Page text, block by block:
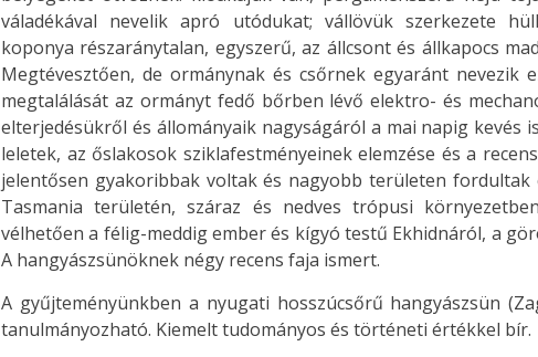
váladékával nevelik apró utódukat; vállövük szerkezete
koponya részaránytalan, egyszerű, az állcsont és állkapocs
Megtévesztően, de ormánynak és csőrnek egyaránt nevezik
megtalálását az ormányt fedő bőrben lévő elektro- és
elterjedésükről és állományaik nagyságáról a mai napig kevés
leletek, az őslakosok sziklafestményeinek elemzése és a
jelentősen gyakoribbak voltak és nagyobb területen fordultak
Tasmania területén, száraz és nedves trópusi
vélhetően a félig-meddig ember és kígyó testű Ekhidnáról, a
A hangyászsünöknek négy recens faja ismert.
A gyűjteményünkben a nyugati hosszúcsőrű hangyászsün
tanulmányozható. Kiemelt tudományos és történeti értékkel bír.